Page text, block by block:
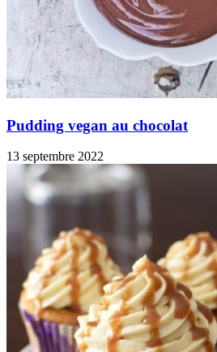
Pudding vegan au chocolat
13 septembre 2022